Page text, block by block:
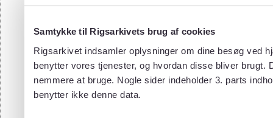
Samtykke til Rigsarkivets brug af cookies
Rigsarkivet indsamler oplysninger om dine besøg ved
benytter vores tjenester, og hvordan disse bliver
nemmere at bruge. Nogle sider indeholder 3. parts
benytter ikke denne data.
83
85
87
88
89
90